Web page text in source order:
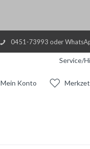
0451-73993 oder
Service/
Mein Konto